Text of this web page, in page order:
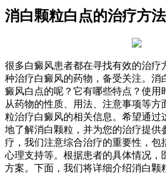
消白颗粒白点的治疗方法
很多白癜风患者都在寻找有效的治疗
种治疗白癜风的药物，备受关注。消
癜风白点的呢？它有哪些特点？使用
从药物的性质、用法、注意事项等方
粒治疗白癜风的相关信息。希望通过
地了解消白颗粒，并为您的治疗提供
疗，我们注意综合治疗的重要性，包
心理支持等。根据患者的具体情况，
方案。下面，我们将详细介绍消白颗